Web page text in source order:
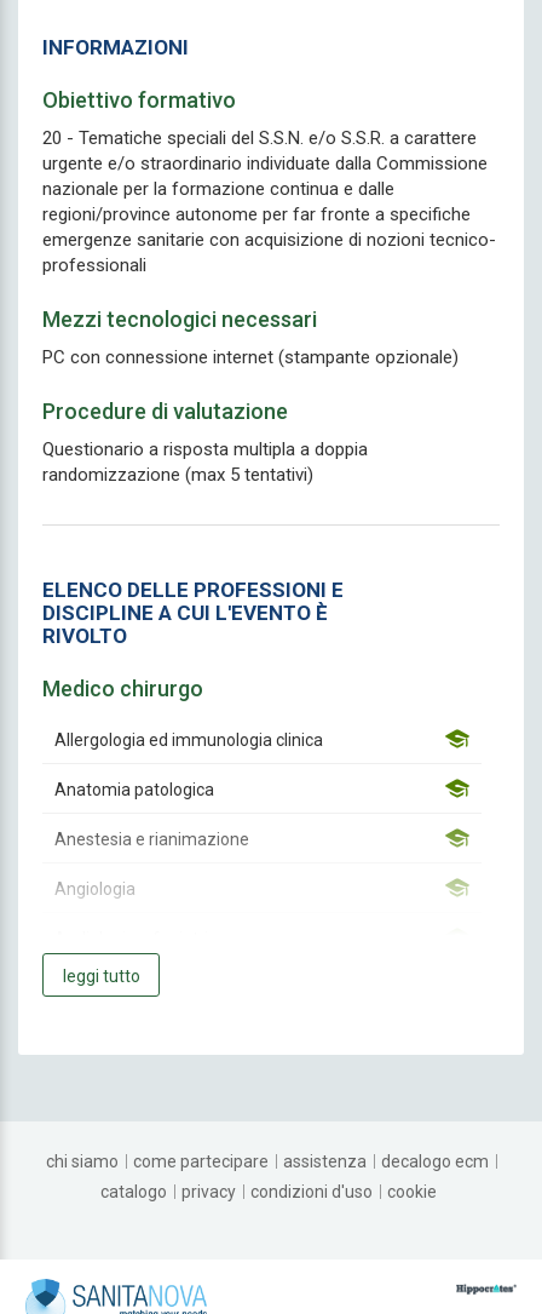
INFORMAZIONI
Obiettivo formativo
20 - Tematiche speciali del S.S.N. e/o S.S.R. a carattere
urgente e/o straordinario individuate dalla Commissione
nazionale per la formazione continua e dalle
regioni/province autonome per far fronte a specifiche
emergenze sanitarie con acquisizione di nozioni tecnico-
professionali
Mezzi tecnologici necessari
PC con connessione internet (stampante opzionale)
Procedure di valutazione
Questionario a risposta multipla a doppia
randomizzazione (max 5 tentativi)
ELENCO DELLE PROFESSIONI E
DISCIPLINE A CUI L'EVENTO È
RIVOLTO
Medico chirurgo
Allergologia ed immunologia clinica
Anatomia patologica
Anestesia e rianimazione
Angiologia
Biochimica clinica
Chirurgia Maxillo-facciale
Chirurgia plastica e ricostruttiva
leggi tutto
chi siamo come partecipare assistenza
decalogo ecm
catalogo
privacy condizioni d'uso cookie